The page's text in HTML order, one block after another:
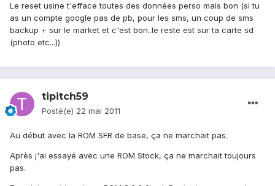
Le reset usine t'efface toutes des données perso mais bon (si tu
as un compte google pas de pb, pour les sms, un coup de sms
backup + sur le market et c'est bon..le reste est sur ta carte sd
(photo etc...))
tipitch59
Posté(e) 22 mai 2011
Au début avec la ROM SFR de base, ça ne marchait pas.
Après j'ai essayé avec une ROM Stock, ça ne marchait toujours
pas.